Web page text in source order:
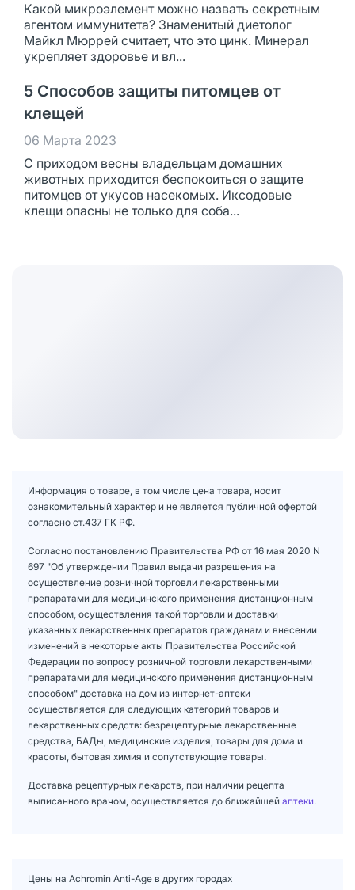
Какой микроэлемент можно назвать секретным
агентом иммунитета? Знаменитый диетолог
Майкл Мюррей считает, что это цинк. Минерал
укрепляет здоровье и вл...
5 Способов защиты питомцев от
клещей
06 Марта 2023
С приходом весны владельцам домашних
животных приходится беспокоиться о защите
питомцев от укусов насекомых. Иксодовые
клещи опасны не только для соба...
Информация о товаре, в том числе цена товара, носит
ознакомительный характер и не является публичной офертой
согласно ст.437 ГК РФ.
Согласно постановлению Правительства РФ от 16 мая 2020 N
697 "Об утверждении Правил выдачи разрешения на
осуществление розничной торговли лекарственными
препаратами для медицинского применения дистанционным
способом, осуществления такой торговли и доставки
указанных лекарственных препаратов гражданам и внесении
изменений в некоторые акты Правительства Российской
Федерации по вопросу розничной торговли лекарственными
препаратами для медицинского применения дистанционным
способом" доставка на дом из интернет-аптеки
осуществляется для следующих категорий товаров и
лекарственных средств: безрецептурные лекарственные
средства, БАДы, медицинские изделия, товары для дома и
красоты, бытовая химия и сопутствующие товары.
Доставка рецептурных лекарств, при наличии рецепта
выписанного врачом, осуществляется до ближайшей аптеки.
Цены на Achromin Anti-Age в других городах